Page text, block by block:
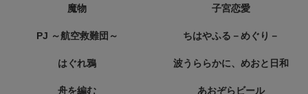
魔物 子宮恋愛
PJ ～航空救難団～ ちはやふる－めぐり－
はぐれ鴉 波うららかに、めおと日和
舟を編む あおぞらビール